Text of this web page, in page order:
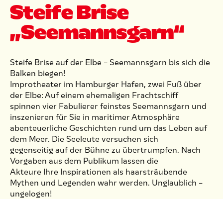
Steife Brise
„Seemannsgarn“
Steife Brise auf der Elbe – Seemannsgarn bis sich die
Balken biegen!
Improtheater im Hamburger Hafen, zwei Fuß über
der Elbe: Auf einem ehemaligen Frachtschiff
spinnen vier Fabulierer feinstes Seemannsgarn und
inszenieren für Sie in maritimer Atmosphäre
abenteuerliche Geschichten rund um das Leben auf
dem Meer. Die Seeleute versuchen sich
gegenseitig auf der Bühne zu übertrumpfen. Nach
Vorgaben aus dem Publikum lassen die
Akteure Ihre Inspirationen als haarsträubende
Mythen und Legenden wahr werden. Unglaublich –
ungelogen!